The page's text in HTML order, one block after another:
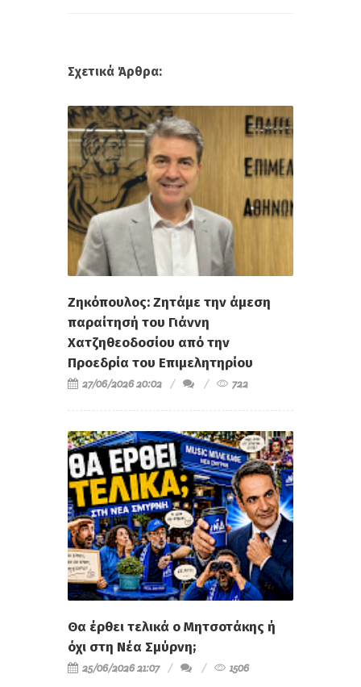
Σχετικά Άρθρα:
Ζηκόπουλος: Ζητάμε την άμεση
παραίτησή του Γιάννη
Χατζηθεοδοσίου από την
Προεδρία του Επιμελητηρίου
27/06/2026 20:02 722
Θα έρθει τελικά ο Μητσοτάκης ή
όχι στη Νέα Σμύρνη;
25/06/2026 21:07 1506